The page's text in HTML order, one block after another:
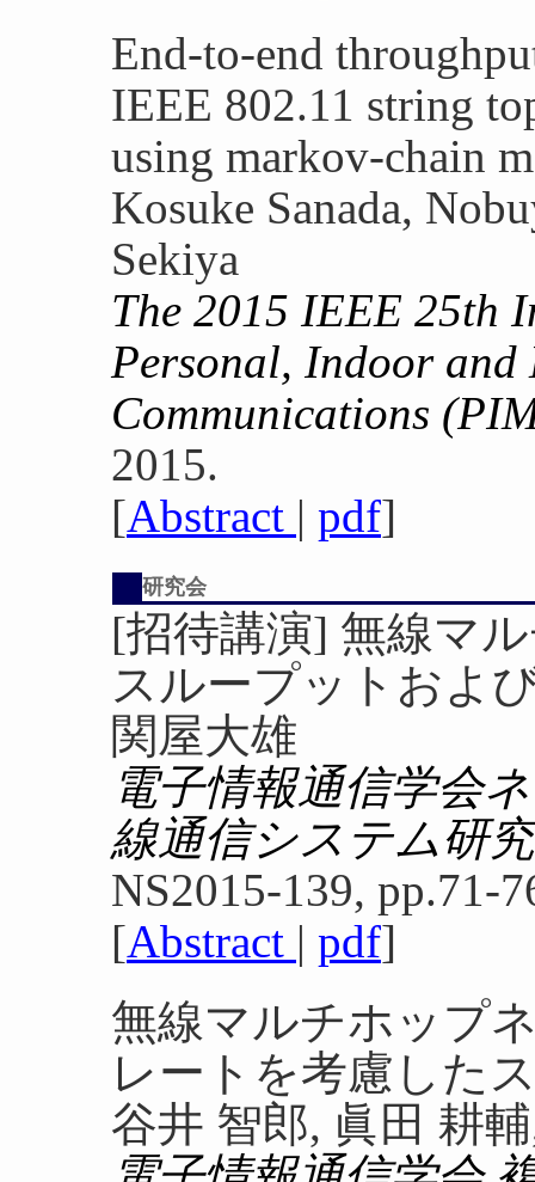
End-to-end
IEEE 802.11 string
using markov-chain
Kosuke Sanada,
Sekiya
The 2015 IEEE 25th
Personal, Indoor and
Communications
2015.
[Abstract | pdf]
研究会
[招待講演] 無線マ
スループットおよ
関屋大雄
電子情報通信学会
線通信システム研
NS2015-139, pp.71-
[Abstract | pdf]
無線マルチホップ
レートを考慮した
谷井 智郎, 眞田 耕